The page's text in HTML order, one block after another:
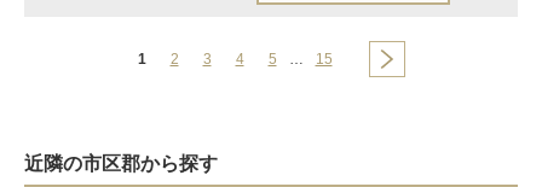
1 2 3 4 5 … 15
近隣の市区郡から探す